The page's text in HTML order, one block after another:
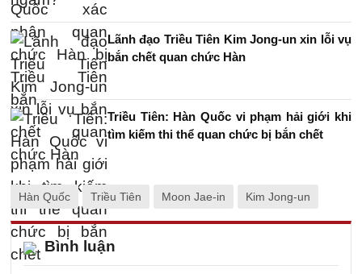
Lãnh đạo Triều Tiên Kim Jong-un xin lỗi vụ
bắn chết quan chức Hàn
Triều Tiên: Hàn Quốc vi phạm hải giới khi
tìm kiếm thi thể quan chức bị bắn chết
Hàn Quốc Triều Tiên Moon Jae-in Kim Jong-un
Bình luận